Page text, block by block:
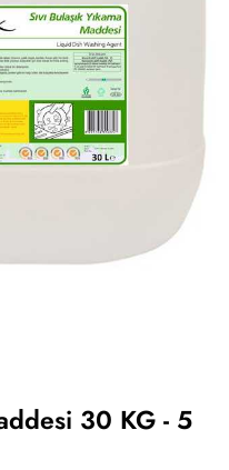
30 KG - 5